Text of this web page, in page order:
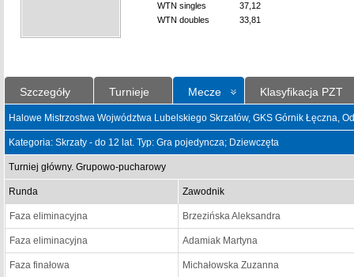
WTN singles
37,12
WTN doubles
33,81
Szczegóły Turnieje Mecze Klasyfikacja PZT
Halowe Mistrzostwa Wojwództwa Lubelskiego Skrzatów, GKS Górnik Łęczna,
Kategoria: Skrzaty - do 12 lat. Typ: Gra pojedyncza; Dziewczęta
Turniej główny. Grupowo-pucharowy
Runda Zawodnik
Faza eliminacyjna Brzezińska Aleksandra
Faza eliminacyjna Adamiak Martyna
Faza finałowa Michałowska Zuzanna